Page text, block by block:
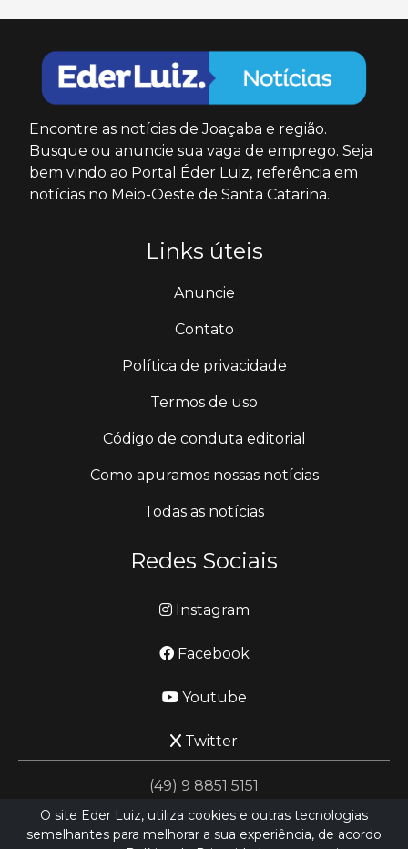
Encontre as notícias de Joaçaba e região.
Busque ou anuncie sua vaga de emprego. Seja
bem vindo ao Portal Éder Luiz, referência em
notícias no Meio-Oeste de Santa Catarina.
Links úteis
Anuncie
Contato
Política de privacidade
Termos de uso
Código de conduta editorial
Como apuramos nossas notícias
Todas as notícias
Redes Sociais
Instagram
Facebook
Youtube
Twitter
(49) 9 8851 5151
jornalismo@ederluiz.com.vc
O site Eder Luiz, utiliza cookies e outras tecnologias
semelhantes para melhorar a sua experiência, de acordo